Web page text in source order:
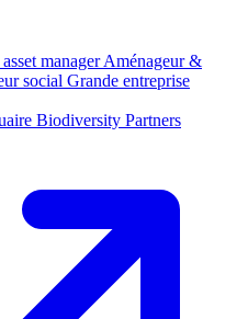
managerAménageur &
social Grande entreprise
Biodiversity Partners